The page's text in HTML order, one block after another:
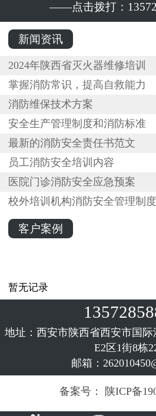
——点击拨打：
新闻资讯
2024年陕西省灭火器维修培训
掌握消防常识，提高自救能力
消防维保技术方案
安全生产管理制度和消防标准
最新的消防安全责任书范文
员工消防安全培训内容
医院门诊消防安全应急预案
校外培训机构消防安全管理制
客户案例
暂无记录
地址：西安市陕西省西安市国
E2区1街8栋
邮箱：
备案号： 陕ICP备